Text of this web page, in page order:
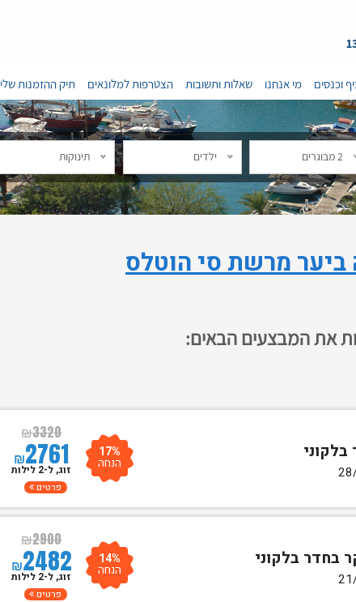
וכנסים מי אנחנו שאלות ותשובות הצטרפות למלונאים תיק ההזמנות שלי
2 מבוגרים ילדים תינוקות
ביער מרשת סי הוטלס
את המבצעים הבאים:
₪3320
₪2761 17%
הנחה זוג, ל-2 לילות
פרטים
₪2900
₪2482 14%
הנחה זוג, ל-2 לילות
פרטים